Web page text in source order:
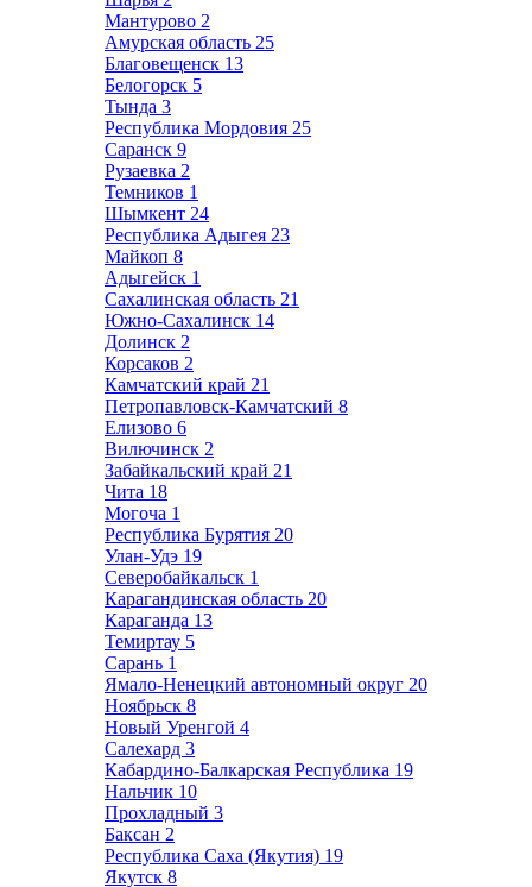
Мантурово 2
Амурская область 25
Благовещенск 13
Белогорск 5
Тында 3
Республика Мордовия 25
Саранск 9
Рузаевка 2
Темников 1
Шымкент 24
Республика Адыгея 23
Майкоп 8
Адыгейск 1
Сахалинская область 21
Южно-Сахалинск 14
Долинск 2
Корсаков 2
Камчатский край 21
Петропавловск-Камчатский 8
Елизово 6
Вилючинск 2
Забайкальский край 21
Чита 18
Могоча 1
Республика Бурятия 20
Улан-Удэ 19
Северобайкальск 1
Карагандинская область 20
Караганда 13
Темиртау 5
Сарань 1
Ямало-Ненецкий автономный округ 20
Ноябрьск 8
Новый Уренгой 4
Салехард 3
Кабардино-Балкарская Республика 19
Нальчик 10
Прохладный 3
Баксан 2
Республика Саха (Якутия) 19
Якутск 8